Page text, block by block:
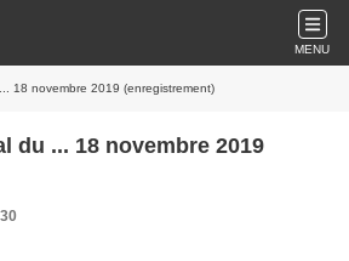
MENU
18 novembre 2019 (enregistrement)
du ... 18 novembre 2019